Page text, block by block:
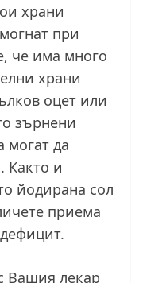
храни
при
че има много
храни
оцет или
зърнени
могат да
Както и
йодирана сол
приема
Вашия лекар